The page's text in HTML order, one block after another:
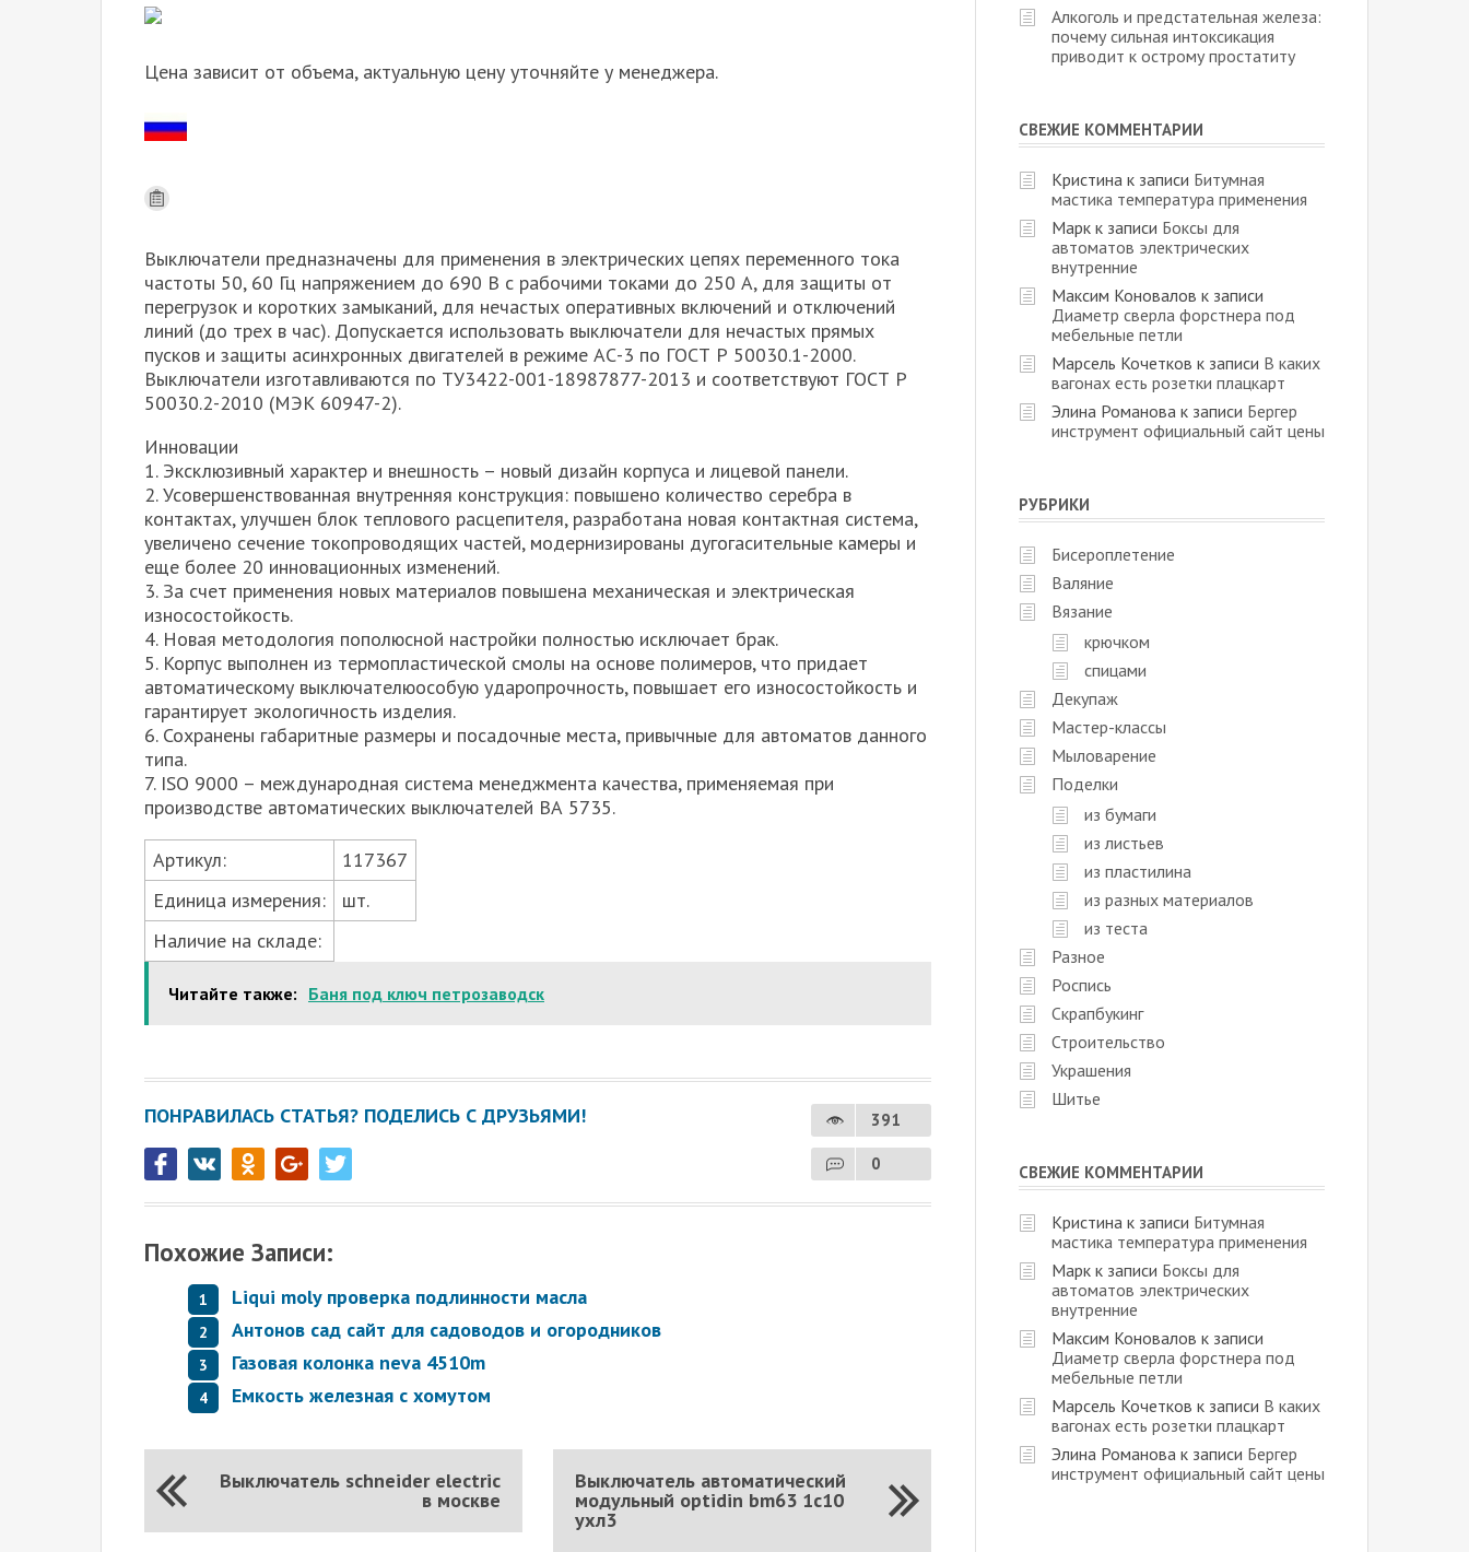
Цена зависит от объема, актуальную цену уточняйте у менеджера.
Выключатели предназначены для применения в электрических цепях переменного тока
частоты 50, 60 Гц напряжением до 690 В с рабочими токами до 250 А, для защиты от
перегрузок и коротких замыканий, для нечастых оперативных включений и отключений
линий (до трех в час). Допускается использовать выключатели для нечастых прямых
пусков и защиты асинхронных двигателей в режиме АС-3 по ГОСТ Р 50030.1-2000.
Выключатели изготавливаются по ТУ3422-001-18987877-2013 и соответствуют ГОСТ Р
50030.2-2010 (МЭК 60947-2).
Инновации
1. Эксклюзивный характер и внешность – новый дизайн корпуса и лицевой панели.
2. Усовершенствованная внутренняя конструкция: повышено количество серебра в
контактах, улучшен блок теплового расцепителя, разработана новая контактная система,
увеличено сечение токопроводящих частей, модернизированы дугогасительные камеры и
еще более 20 инновационных изменений.
3. За счет применения новых материалов повышена механическая и электрическая
износостойкость.
4. Новая методология пополюсной настройки полностью исключает брак.
5. Корпус выполнен из термопластической смолы на основе полимеров, что придает
автоматическому выключателюособую ударопрочность, повышает его износостойкость и
гарантирует экологичность изделия.
6. Сохранены габаритные размеры и посадочные места, привычные для автоматов данного
типа.
7. ISO 9000 – международная система менеджмента качества, применяемая при
производстве автоматических выключателей ВА 5735.
Артикул:
117367
Единица измерения:
шт.
Наличие на складе:
Читайте также: Баня под ключ петрозаводск
ПОНРАВИЛАСЬ СТАТЬЯ? ПОДЕЛИСЬ С ДРУЗЬЯМИ! 391
0
Похожие Записи:
Liqui moly проверка подлинности масла
Антонов сад сайт для садоводов и огородников
Газовая колонка neva 4510m
Емкость железная с хомутом
Выключатель автоматический
модульный optidin bm63 1c10
ухл3
Выключатель schneider electric
в москве
Алкоголь и предстательная железа:
почему сильная интоксикация
приводит к острому простатиту
СВЕЖИЕ КОММЕНТАРИИ
Кристина к записи Битумная
мастика температура применения
Марк к записи Боксы для
автоматов электрических
внутренние
Максим Коновалов к записи
Диаметр сверла форстнера под
мебельные петли
Марсель Кочетков к записи В каких
вагонах есть розетки плацкарт
Элина Романова к записи Бергер
инструмент официальный сайт цены
РУБРИКИ
Бисероплетение
Валяние
Вязание
крючком
спицами
Декупаж
Мастер-классы
Мыловарение
Поделки
из бумаги
из листьев
из пластилина
из разных материалов
из теста
Разное
Роспись
Скрапбукинг
Строительство
Украшения
Шитье
СВЕЖИЕ КОММЕНТАРИИ
Кристина к записи Битумная
мастика температура применения
Марк к записи Боксы для
автоматов электрических
внутренние
Максим Коновалов к записи
Диаметр сверла форстнера под
мебельные петли
Марсель Кочетков к записи В каких
вагонах есть розетки плацкарт
Элина Романова к записи Бергер
инструмент официальный сайт цены